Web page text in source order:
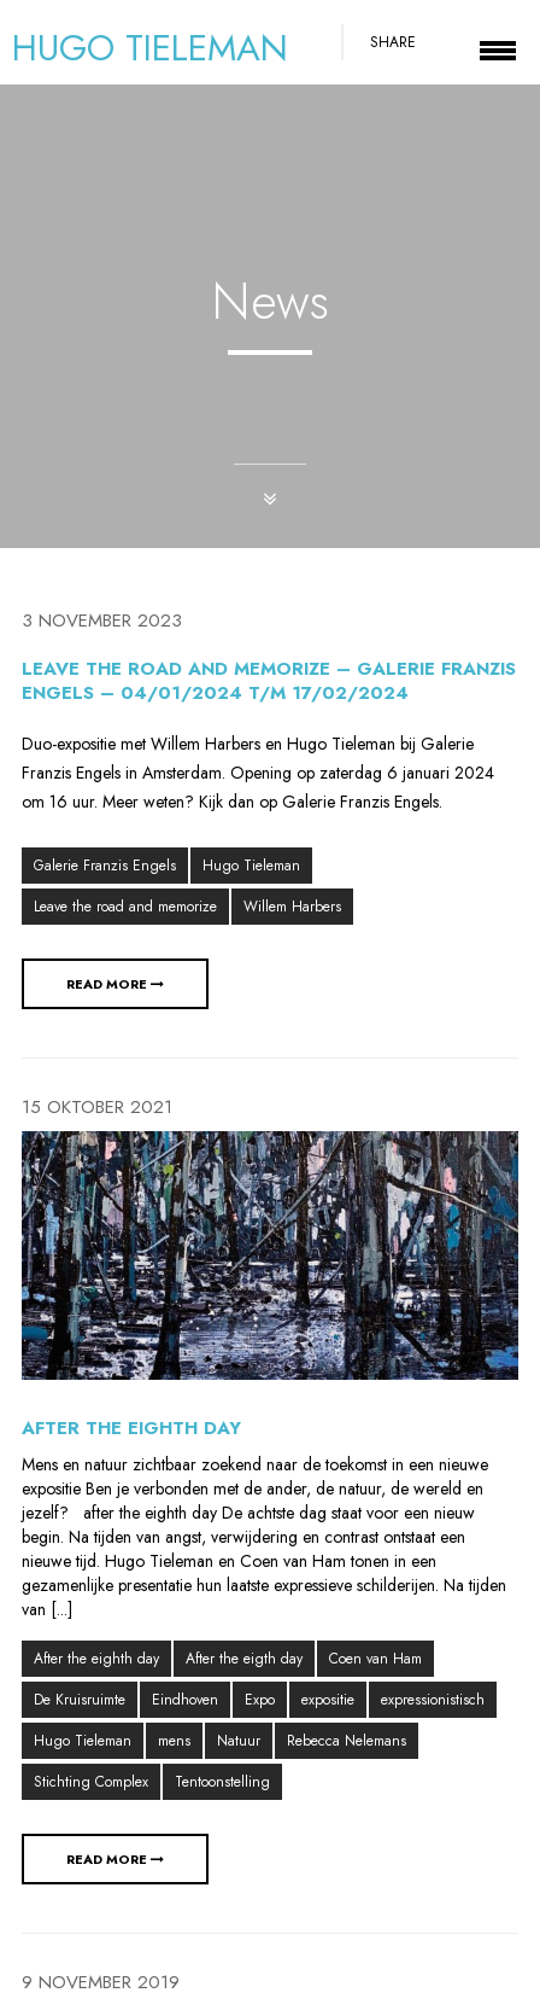
HUGO TIELEMAN SHARE
News
3 NOVEMBER 2023
LEAVE THE ROAD AND MEMORIZE – GALERIE FRANZIS
ENGELS – 04/01/2024 T/M 17/02/2024
Duo-expositie met Willem Harbers en Hugo Tieleman bij Galerie
Franzis Engels in Amsterdam. Opening op zaterdag 6 januari 2024
om 16 uur. Meer weten? Kijk dan op Galerie Franzis Engels.
Galerie Franzis Engels
Hugo Tieleman
Leave the road and memorize
Willem Harbers
READ MORE
15 OKTOBER 2021
AFTER THE EIGHTH DAY
Mens en natuur zichtbaar zoekend naar de toekomst in een nieuwe
expositie Ben je verbonden met de ander, de natuur, de wereld en
jezelf? after the eighth day De achtste dag staat voor een nieuw
begin. Na tijden van angst, verwijdering en contrast ontstaat een
nieuwe tijd. Hugo Tieleman en Coen van Ham tonen in een
gezamenlijke presentatie hun laatste expressieve schilderijen. Na tijden
van [...]
After the eighth day After the eigth day
Coen van Ham
De Kruisruimte
Eindhoven Expo expositie
expressionistisch
Hugo Tieleman
mens Natuur
Rebecca Nelemans
Stichting Complex
Tentoonstelling
READ MORE
9 NOVEMBER 2019